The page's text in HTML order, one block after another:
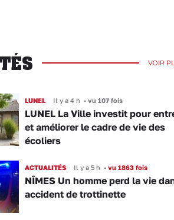
VOIR
LUNEL Il y a 4 h •vu 107 fois
LUNEL La Ville investit pour
et améliorer le cadre de vie des
écoliers
ACTUALITÉS Il y a 5 h •vu 1863 fois
NÎMES Un homme perd la vie
accident de trottinette